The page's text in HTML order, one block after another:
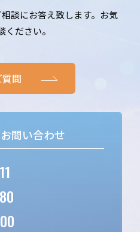
談にお答え致します。お気
ください。
問
問い合わせ